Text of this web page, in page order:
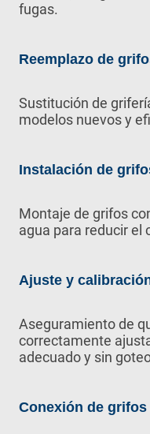
fugas.
Reemplazo de
Sustitución de
modelos nuevos y
Instalación de
Montaje de grifos
agua para reducir el
Ajuste y
Aseguramiento de
correctamente
adecuado y sin
Conexión de